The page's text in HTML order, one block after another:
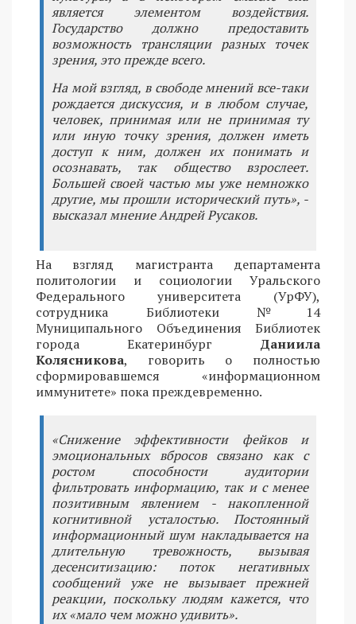
является элементом воздействия.
Государство должно предоставить
возможность трансляции разных точек
зрения, это прежде всего.
На мой взгляд, в свободе мнений все-таки
рождается дискуссия, и в любом случае,
человек, принимая или не принимая ту
или иную точку зрения, должен иметь
доступ к ним, должен их понимать и
осознавать, так общество взрослеет.
Большей своей частью мы уже немножко
другие, мы прошли исторический путь», -
высказал мнение Андрей Русаков.
На взгляд магистранта департамента
политологии и социологии Уральского
Федерального университета (УрФУ),
сотрудника Библиотеки №14
Муниципального Объединения Библиотек
города Екатеринбург Даниила
Колясникова, говорить о полностью
сформировавшемся «информационном
иммунитете» пока преждевременно.
«Снижение эффективности фейков и
эмоциональных вбросов связано как с
ростом способности аудитории
фильтровать информацию, так и с менее
позитивным явлением - накопленной
когнитивной усталостью. Постоянный
информационный шум накладывается на
длительную тревожность, вызывая
десенситизацию: поток негативных
сообщений уже не вызывает прежней
реакции, поскольку людям кажется, что
их «мало чем можно удивить».